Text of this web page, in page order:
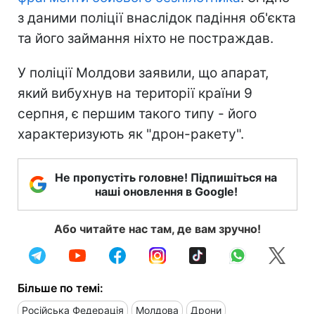
з даними поліції внаслідок падіння об'єкта
та його займання ніхто не постраждав.
У поліції Молдови заявили, що апарат,
який вибухнув на території країни 9
серпня, є першим такого типу - його
характеризують як "дрон-ракету".
Не пропустіть головне! Підпишіться на
наші оновлення в Google!
Або читайте нас там, де вам зручно!
Більше по темі:
Російська Федерація Молдова Дрони